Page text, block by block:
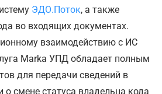
ЭДО.Поток, а также
во входящих документах.
взаимодействию с ИС
Marka УПД обладает полным
для передачи сведений в
о смене статуса владельца кода